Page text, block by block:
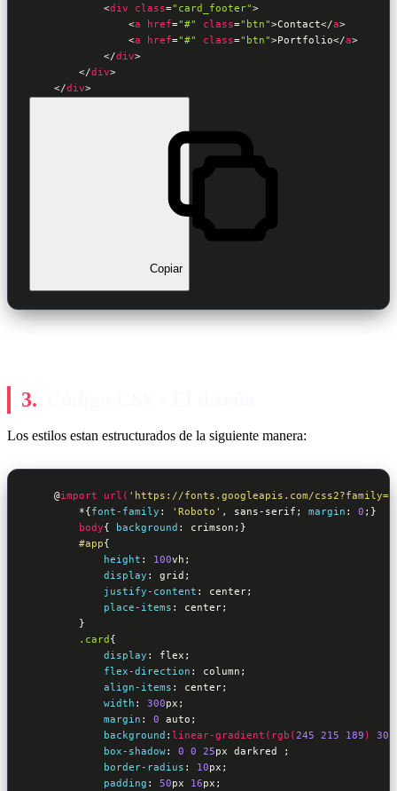
<div class="card_footer">
<a href="#" class="btn">Contact</a>
<a href="#" class="btn">Portfolio</a>
</div>
</div>
</div>
Copiar
Los estilos estan estructurados de la siguiente manera:
@import url( 'https://fonts.googleapis.com/
*{font-family : 'Roboto' , sans-serif ; margin : 0 ; }
body{ background : crimson ; }
#app{
height : 100vh ;
display : grid ;
justify-content : center;
place-items : center;
}
.card {
display : flex ;
flex-direction : column ;
align-items : center;
width : 300px ;
margin : 0 auto ;
background : linear-gradient( rgb(245 215 189 ) 30
box-shadow: 0 0 25px darkred
;
border-radius : 10px ;
padding : 50px 16px ;